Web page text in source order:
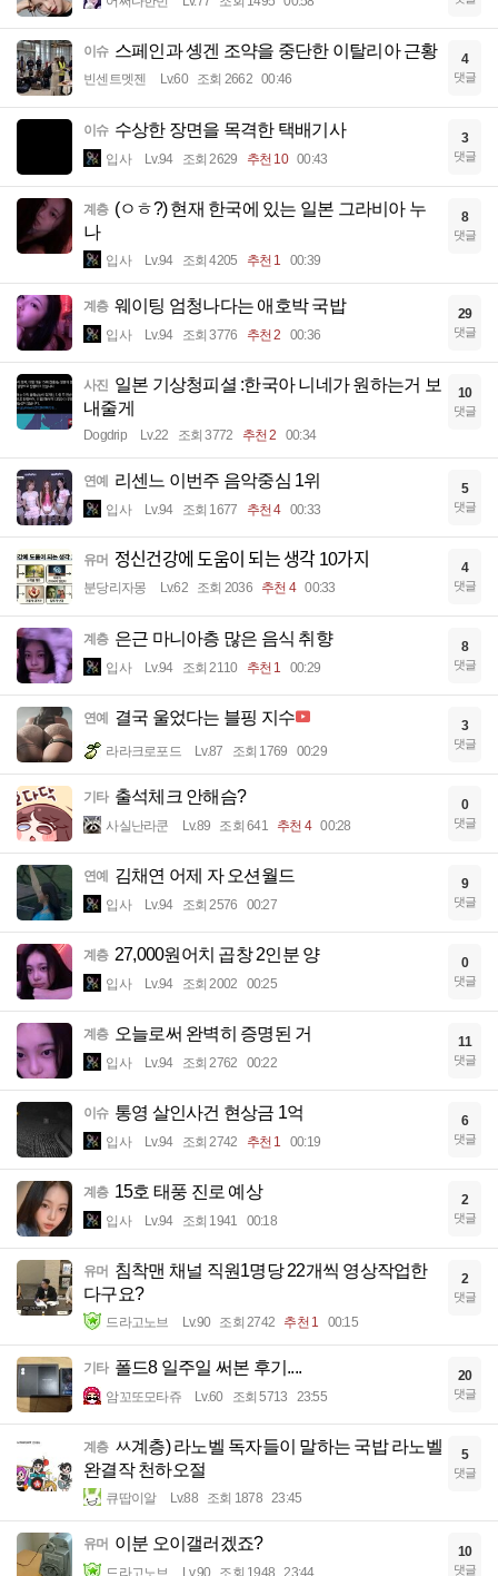
이슈 스페인과 솅겐 조약을 중단한 이탈리아 근황
빈센트멧젠 Lv.60 조회 2662 00:46
4
댓글
이슈 수상한 장면을 목격한 택배기사
입사 Lv.94 조회 2629 추천 10 00:43
3
댓글
계층 (ㅇㅎ?) 현재 한국에 있는 일본 그라비아 누
나
입사 Lv.94 조회 4205 추천 1 00:39
8
댓글
계층 웨이팅 엄청나다는 애호박 국밥
입사 Lv.94 조회 3776 추천 2 00:36
29
댓글
사진 일본 기상청피셜 :한국아 니네가 원하는거 보
내줄게
Dogdrip Lv.22 조회 3772 추천 2 00:34
10
댓글
연예 리센느 이번주 음악중심 1위
입사 Lv.94 조회 1677 추천 4 00:33
5
댓글
유머 정신건강에 도움이 되는 생각 10가지
분당리자몽 Lv.62 조회 2036 추천 4 00:33
4
댓글
계층 은근 마니아층 많은 음식 취향
입사 Lv.94 조회 2110 추천 1 00:29
8
댓글
연예 결국 울었다는 블핑 지수
라라크로포드 Lv.87 조회 1769 00:29
3
댓글
기타 출석체크 안해슴?
사실난라쿤 Lv.89 조회 641 추천 4 00:28
0
댓글
연예 김채연 어제 자 오션월드
입사 Lv.94 조회 2576 00:27
9
댓글
계층 27,000원어치 곱창 2인분 양
입사 Lv.94 조회 2002 00:25
0
댓글
계층 오늘로써 완벽히 증명된 거
입사 Lv.94 조회 2762 00:22
11
댓글
이슈 통영 살인사건 현상금 1억
입사 Lv.94 조회 2742 추천 1 00:19
6
댓글
계층 15호 태풍 진로 예상
입사 Lv.94 조회 1941 00:18
2
댓글
유머 침착맨 채널 직원1명당 22개씩 영상작업한
다구요?
드라고노브 Lv.90 조회 2742 추천 1 00:15
2
댓글
기타 폴드8 일주일 써본 후기....
암꼬또모타쥬 Lv.60 조회 5713 23:55
20
댓글
계층 ㅆ계층) 라노벨 독자들이 말하는 국밥 라노벨
완결작 천하오절
큐땁이알 Lv.88 조회 1878 23:45
5
댓글
유머 이분 오이갤러겠죠?
드라고노브 Lv.90 조회 1948 23:44
10
댓글